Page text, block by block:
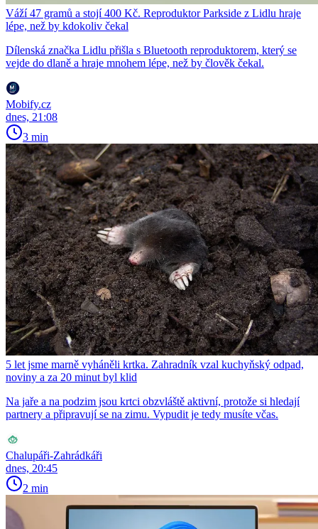
Váží 47 gramů a stojí 400 Kč. Reproduktor Parkside z Lidlu hraje
lépe, než by kdokoliv čekal
Dílenská značka Lidlu přišla s Bluetooth reproduktorem, který se
vejde do dlaně a hraje mnohem lépe, než by člověk čekal.
Mobify.cz
dnes, 21:08
3 min
5 let jsme marně vyháněli krtka. Zahradník vzal kuchyňský odpad,
noviny a za 20 minut byl klid
Na jaře a na podzim jsou krtci obzvláště aktivní, protože si hledají
partnery a připravují se na zimu. Vypudit je tedy musíte včas.
Chalupáři-Zahrádkáři
dnes, 20:45
2 min